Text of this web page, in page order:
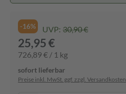
-16% UVP: 30,90 €
25,95 €
726,89 € / 1 kg
sofort lieferbar
Preise inkl. MwSt. ggf. zzgl. Versandkosten